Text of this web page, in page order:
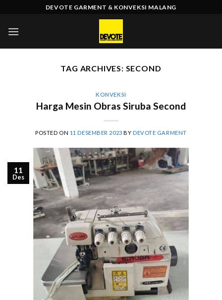
content
DEVOTE GARMENT & KONVEKSI MALANG
TAG ARCHIVES: SECOND
KONVEKSI
Harga Mesin Obras Siruba Second
POSTED ON 11 DESEMBER 2023 BY DEVOTE GARMENT
11
Des